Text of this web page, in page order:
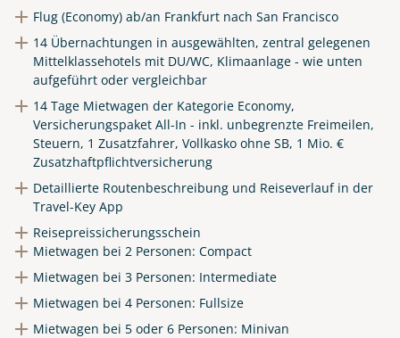
Flug (Economy) ab/an Frankfurt nach San Francisco
14 Übernachtungen in ausgewählten, zentral gelegenen
Mittelklassehotels mit DU/WC, Klimaanlage - wie unten
aufgeführt oder vergleichbar
14 Tage Mietwagen der Kategorie Economy,
Versicherungspaket All-In - inkl. unbegrenzte Freimeilen,
Steuern, 1 Zusatzfahrer, Vollkasko ohne SB, 1 Mio. €
Zusatzhaftpflichtversicherung
Detaillierte Routenbeschreibung und Reiseverlauf in der
Travel-Key App
Reisepreissicherungsschein
Mietwagen bei 2 Personen: Compact
Mietwagen bei 3 Personen: Intermediate
Mietwagen bei 4 Personen: Fullsize
Mietwagen bei 5 oder 6 Personen: Minivan